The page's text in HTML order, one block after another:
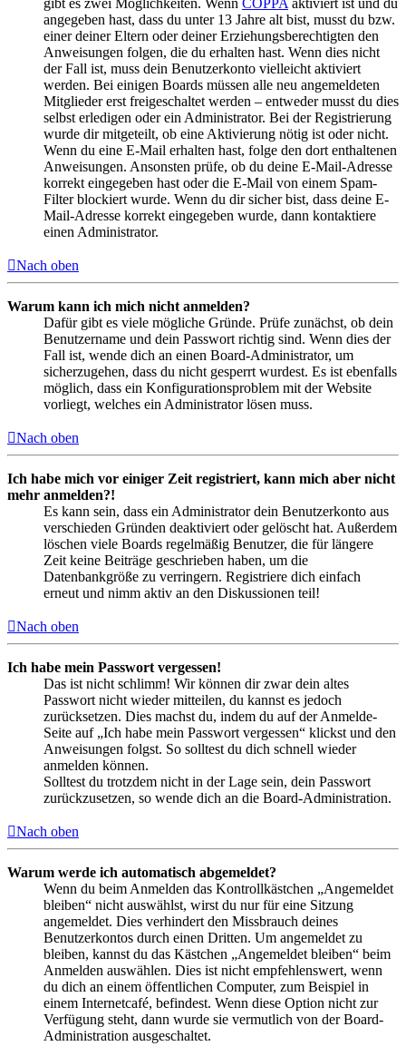
angegeben hast, dass du unter 13 Jahre alt bist, musst du bzw.
einer deiner Eltern oder deiner Erziehungsberechtigten den
Anweisungen folgen, die du erhalten hast. Wenn dies nicht
der Fall ist, muss dein Benutzerkonto vielleicht aktiviert
werden. Bei einigen Boards müssen alle neu angemeldeten
Mitglieder erst freigeschaltet werden – entweder musst du dies
selbst erledigen oder ein Administrator. Bei der Registrierung
wurde dir mitgeteilt, ob eine Aktivierung nötig ist oder nicht.
Wenn du eine E-Mail erhalten hast, folge den dort enthaltenen
Anweisungen. Ansonsten prüfe, ob du deine E-Mail-Adresse
korrekt eingegeben hast oder die E-Mail von einem Spam-
Filter blockiert wurde. Wenn du dir sicher bist, dass deine E-
Mail-Adresse korrekt eingegeben wurde, dann kontaktiere
einen Administrator.
Nach oben
Warum kann ich mich nicht anmelden?
Dafür gibt es viele mögliche Gründe. Prüfe zunächst, ob dein
Benutzername und dein Passwort richtig sind. Wenn dies der
Fall ist, wende dich an einen Board-Administrator, um
sicherzugehen, dass du nicht gesperrt wurdest. Es ist ebenfalls
möglich, dass ein Konfigurationsproblem mit der Website
vorliegt, welches ein Administrator lösen muss.
Nach oben
Ich habe mich vor einiger Zeit registriert, kann mich aber nicht
mehr anmelden?!
Es kann sein, dass ein Administrator dein Benutzerkonto aus
verschieden Gründen deaktiviert oder gelöscht hat. Außerdem
löschen viele Boards regelmäßig Benutzer, die für längere
Zeit keine Beiträge geschrieben haben, um die
Datenbankgröße zu verringern. Registriere dich einfach
erneut und nimm aktiv an den Diskussionen teil!
Nach oben
Ich habe mein Passwort vergessen!
Das ist nicht schlimm! Wir können dir zwar dein altes
Passwort nicht wieder mitteilen, du kannst es jedoch
zurücksetzen. Dies machst du, indem du auf der Anmelde-
Seite auf „Ich habe mein Passwort vergessen“ klickst und den
Anweisungen folgst. So solltest du dich schnell wieder
anmelden können.
Solltest du trotzdem nicht in der Lage sein, dein Passwort
zurückzusetzen, so wende dich an die Board-Administration.
Nach oben
Warum werde ich automatisch abgemeldet?
Wenn du beim Anmelden das Kontrollkästchen „Angemeldet
bleiben“ nicht auswählst, wirst du nur für eine Sitzung
angemeldet. Dies verhindert den Missbrauch deines
Benutzerkontos durch einen Dritten. Um angemeldet zu
bleiben, kannst du das Kästchen „Angemeldet bleiben“ beim
Anmelden auswählen. Dies ist nicht empfehlenswert, wenn
du dich an einem öffentlichen Computer, zum Beispiel in
einem Internetcafé, befindest. Wenn diese Option nicht zur
Verfügung steht, dann wurde sie vermutlich von der Board-
Administration ausgeschaltet.